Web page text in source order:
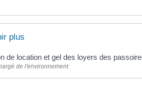
plus
de location et gel des loyers des
de l'environnement